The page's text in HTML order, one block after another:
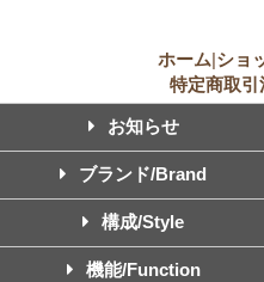
ホーム ショ
特定商取
お知らせ
ブランド/Brand
構成/Style
機能/Function